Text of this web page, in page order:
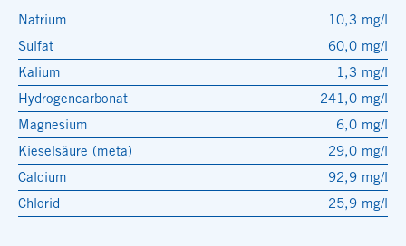
Natrium
10,3 mg/l
Sulfat
60,0 mg/l
Kalium
1,3 mg/l
Hydrogencarbonat
241,0 mg/l
Magnesium
6,0 mg/l
Kieselsäure (meta)
29,0 mg/l
Calcium
92,9 mg/l
Chlorid
25,9 mg/l